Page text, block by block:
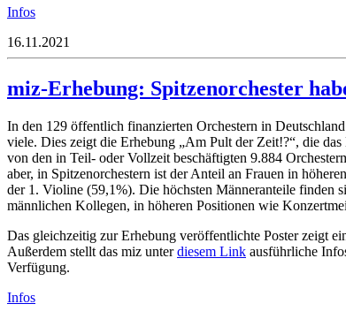
Infos
16.11.2021
miz-Erhebung: Spitzenorchester
In den 129 öffentlich finanzierten Orchestern in
viele. Dies zeigt die Erhebung „Am Pult der Zeit!?“, die
von den in Teil- oder Vollzeit beschäftigten 9.884
aber, in Spitzenorchestern ist der Anteil an Frauen in
der 1. Violine (59,1%). Die höchsten Männeranteile finden
männlichen Kollegen, in höheren Positionen wie
Das gleichzeitig zur Erhebung veröffentlichte Poster zeigt
Außerdem stellt das miz unterdiesem Link ausführliche
Verfügung.
Infos